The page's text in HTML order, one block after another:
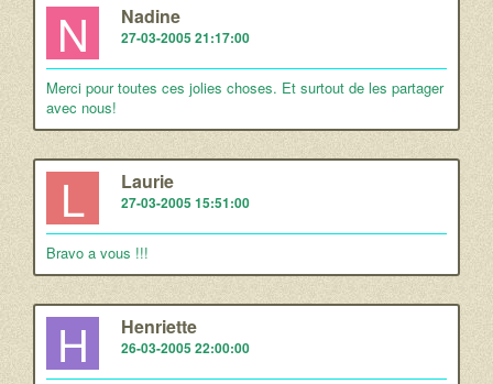
N Nadine
27-03-2005 21:17:00
Merci pour toutes ces jolies choses. Et surtout de les partager
avec nous!
L Laurie
27-03-2005 15:51:00
Bravo a vous !!!
H Henriette
26-03-2005 22:00:00